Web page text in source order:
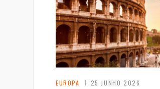
EUROPA 25 JUNHO 2026